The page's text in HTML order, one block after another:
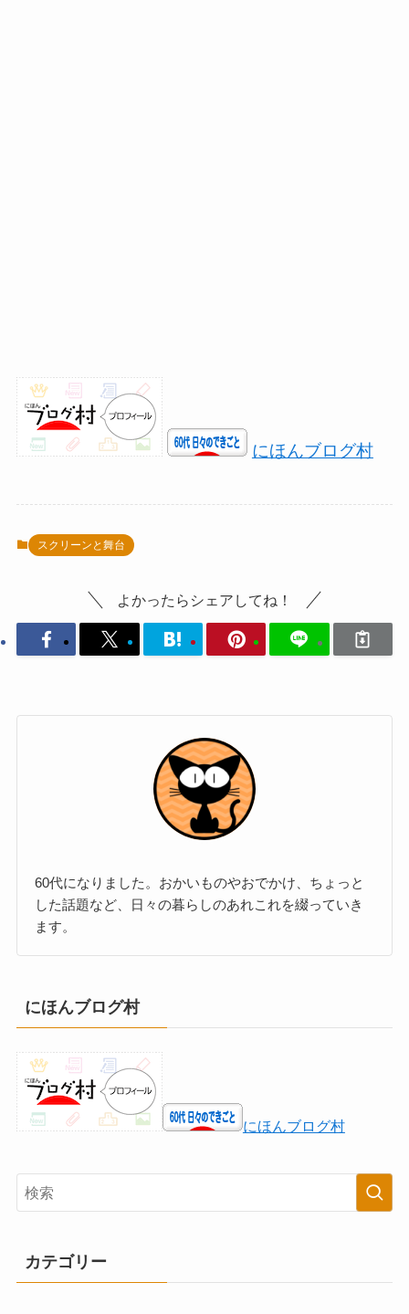
にほんブログ村
スクリーンと舞台
よかったらシェアしてね！
60代になりました。おかいものやおでかけ、ちょっと
した話題など、日々の暮らしのあれこれを綴っていき
ます。
にほんブログ村
にほんブログ村
カテゴリー